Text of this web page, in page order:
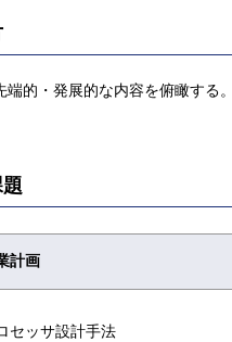
的・発展的な内容を俯瞰する。
計画
セッサ設計手法